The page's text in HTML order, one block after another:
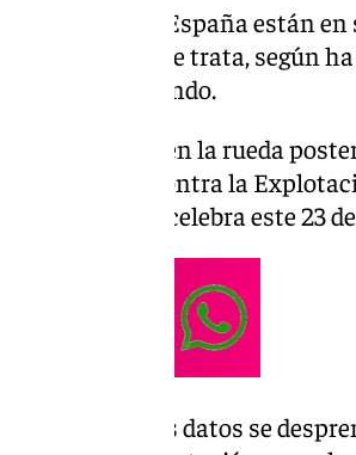
mujeres en España están
estar en riesgo de trata, según
Ana Redondo.
la ministra en la rueda
contra la
Niños, que se celebra este 23
Redondo, los datos se